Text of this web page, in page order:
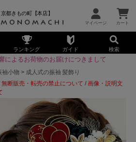
京都きもの町【本店】
ランキング ガイド 検索
によるお荷物のお届けにつきまして
袖小物
成人式の振袖 髪飾り
無断販売・転売の禁止について /画像・説明文